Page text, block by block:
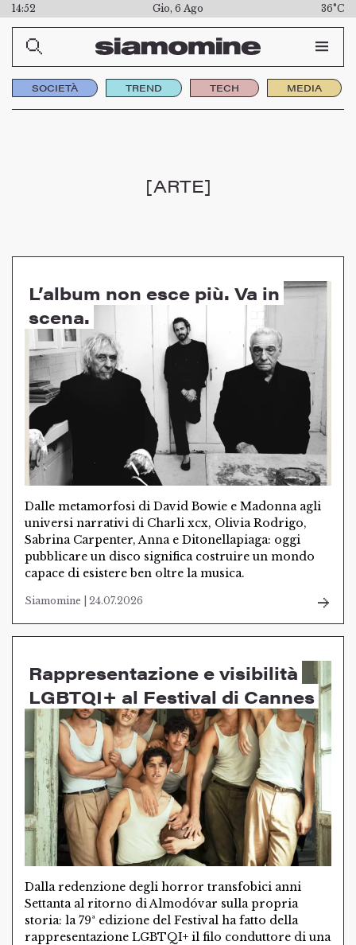
14:52 Gio, 6 Ago 36°C
SOCIETÀ TREND TECH MEDIA
[ARTE]
L’album non esce più. Va in
scena.
Dalle metamorfosi di David Bowie e Madonna agli
universi narrativi di Charli xcx, Olivia Rodrigo,
Sabrina Carpenter, Anna e Ditonellapiaga: oggi
pubblicare un disco significa costruire un mondo
capace di esistere ben oltre la musica.
Siamomine | 24.07.2026
Rappresentazione e visibilità
LGBTQI+ al Festival di Cannes
Dalla redenzione degli horror transfobici anni
Settanta al ritorno di Almodóvar sulla propria
storia: la 79ª edizione del Festival ha fatto della
rappresentazione LGBTQI+ il filo conduttore di una